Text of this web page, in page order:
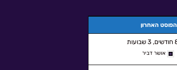
הפוסט האחרון
אושר דביר